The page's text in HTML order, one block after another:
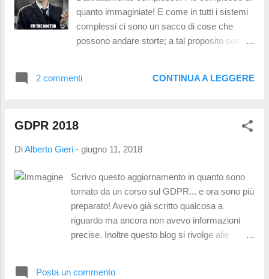
uditivo-verbale che corrisponde alla capacitá
di organizzare le esperienze in processi
cognitivi di rapido accesso. Insomma gli
occhi ci servono a vedere ma anche a stare
quanto immaginiate! E come in tutti i sistemi
complessi ci sono un sacco di cose che
possono andare storte; a tal proposito sono
incompatibili col sistema visivo. Il piú delle
modo ci si puó danneggiare: Occhiali senza
quella di acquistare occhiali senza aver fatto
Beh é molto semplice in quanto molti occhiali
edicole e ferramenta... sono i premontati. Li
provate, ci vedete e li usate... ma siamo
sicuri che quelle diottrie che avete scelto
eccessiva potrebbe essere confortevole ma
2 commenti CONTINUA A LEGGERE
GDPR 2018
DiAlberto Gieri - giugno 11, 2018
Scrivo questo aggiornamento in quanto sono
tornato da un corso sul GDPR... e ora sono più
preparato! Avevo già scritto qualcosa a
riguardo ma ancora non avevo informazioni
precise. Inoltre questo blog si rivolge alle
Posta un commento